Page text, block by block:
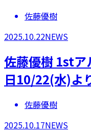
佐藤優樹
2025.10.22NEWS
佐藤優樹 1st
日10/22(水)よ
佐藤優樹
2025.10.17NEWS